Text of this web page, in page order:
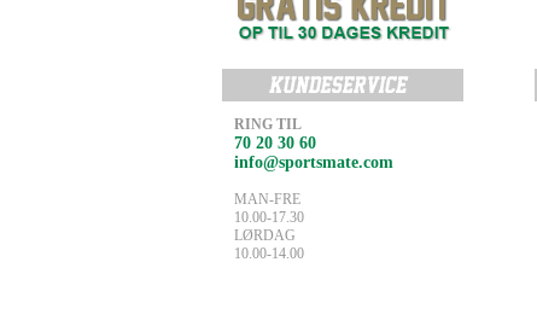
RING TIL
70 20 30 60
info@sportsmate.com
MAN-FRE
10.00-17.30
LØRDAG
10.00-14.00